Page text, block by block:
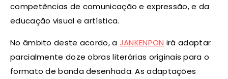
competências de comunicação e expressão, e da
educação visual e artística.
No âmbito deste acordo, a JANKENPON irá adaptar
parcialmente doze obras literárias originais para o
formato de banda desenhada. As adaptações